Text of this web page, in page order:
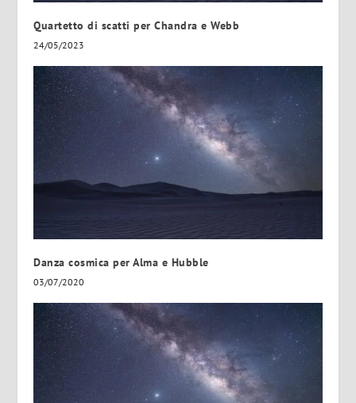
Quartetto di scatti per Chandra e Webb
24/05/2023
Danza cosmica per Alma e Hubble
03/07/2020